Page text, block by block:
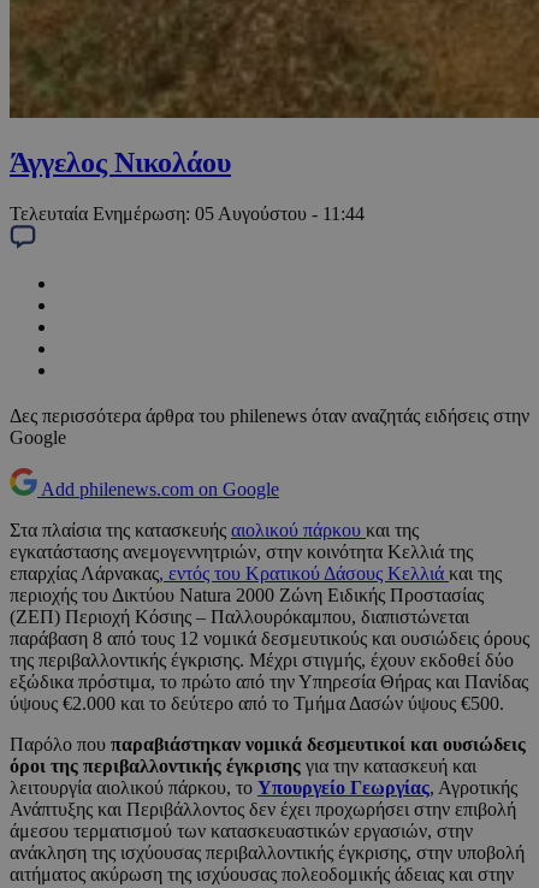
Άγγελος Νικολάου
Τελευταία Ενημέρωση: 05 Αυγούστου - 11:44
Δες περισσότερα άρθρα του philenews όταν αναζητάς ειδήσεις στην
Google
Add philenews.com on Google
Στα πλαίσια της κατασκευής αιολικού πάρκου και της
εγκατάστασης ανεμογεννητριών, στην κοινότητα Κελλιά της
επαρχίας Λάρνακας, εντός του Κρατικού Δάσους Κελλιά και της
περιοχής του Δικτύου Natura 2000 Ζώνη Ειδικής Προστασίας
(ΖΕΠ) Περιοχή Κόσιης – Παλλουρόκαμπου, διαπιστώνεται
παράβαση 8 από τους 12 νομικά δεσμευτικούς και ουσιώδεις όρους
της περιβαλλοντικής έγκρισης. Μέχρι στιγμής, έχουν εκδοθεί δύο
εξώδικα πρόστιμα, το πρώτο από την Υπηρεσία Θήρας και Πανίδας
ύψους €2.000 και το δεύτερο από το Τμήμα Δασών ύψους €500.
Παρόλο που παραβιάστηκαν νομικά δεσμευτικοί και ουσιώδεις
όροι της περιβαλλοντικής έγκρισης για την κατασκευή και
λειτουργία αιολικού πάρκου, το Υπουργείο Γεωργίας, Αγροτικής
Ανάπτυξης και Περιβάλλοντος δεν έχει προχωρήσει στην επιβολή
άμεσου τερματισμού των κατασκευαστικών εργασιών, στην
ανάκληση της ισχύουσας περιβαλλοντικής έγκρισης, στην υποβολή
αιτήματος ακύρωση της ισχύουσας πολεοδομικής άδειας και στην